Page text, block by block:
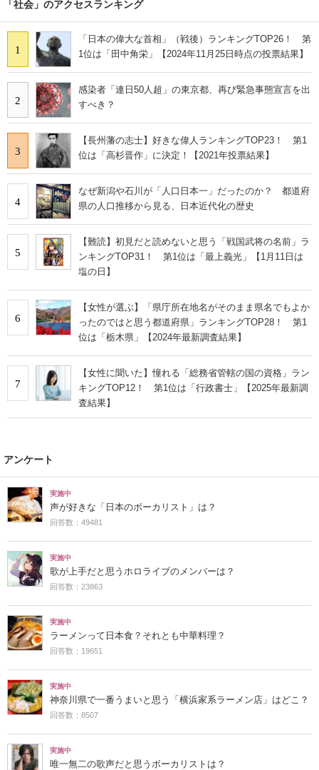
「社会」のアクセスランキング
1
「日本の偉大な首相」（戦後）ランキングTOP26！ 第
1位は「田中角栄」【2024年11月25日時点の投票結果】
2
感染者「連日50人超」の東京都、再び緊急事態宣言を出
すべき？
3
【長州藩の志士】好きな偉人ランキングTOP23！ 第1
位は「高杉晋作」に決定！【2021年投票結果】
4
なぜ新潟や石川が「人口日本一」だったのか？ 都道府
県の人口推移から見る、日本近代化の歴史
5
【難読】初見だと読めないと思う「戦国武将の名前」ラ
ンキングTOP31！ 第1位は「最上義光」【1月11日は
塩の日】
6
【女性が選ぶ】「県庁所在地名がそのまま県名でもよか
ったのではと思う都道府県」ランキングTOP28！ 第1
位は「栃木県」【2024年最新調査結果】
7
【女性に聞いた】憧れる「総務省管轄の国の資格」ラン
キングTOP12！ 第1位は「行政書士」【2025年最新調
査結果】
アンケート
実施中
声が好きな「日本のボーカリスト」は？
回答数：49481
実施中
歌が上手だと思うホロライブのメンバーは？
回答数：23863
実施中
ラーメンって日本食？それとも中華料理？
回答数：19651
実施中
神奈川県で一番うまいと思う「横浜家系ラーメン店」はどこ？
回答数：8507
実施中
唯一無二の歌声だと思うボーカリストは？